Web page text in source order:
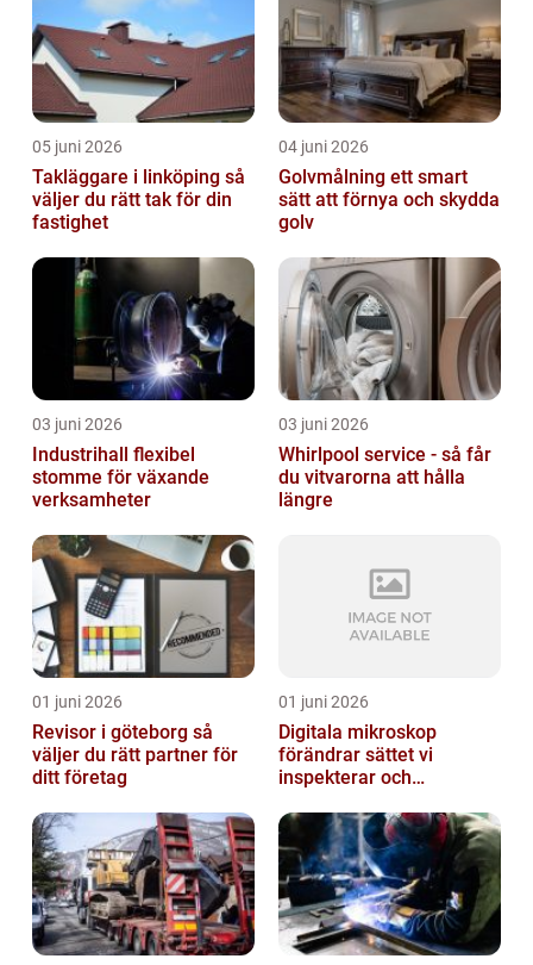
05 juni 2026
Takläggare i linköping så
väljer du rätt tak för din
fastighet
04 juni 2026
Golvmålning ett smart
sätt att förnya och skydda
golv
03 juni 2026
Industrihall flexibel
stomme för växande
verksamheter
03 juni 2026
Whirlpool service - så får
du vitvarorna att hålla
längre
01 juni 2026
Revisor i göteborg så
väljer du rätt partner för
ditt företag
01 juni 2026
Digitala mikroskop
förändrar sättet vi
inspekterar och